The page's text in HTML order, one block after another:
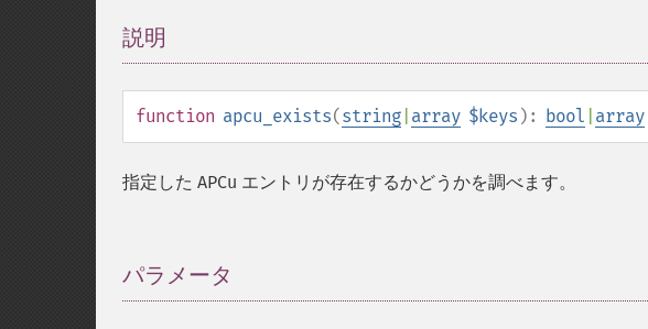
説明
function apcu_exists(string array $keys ): bool array
指定した APCu エントリが存在するかどうかを調べます。
パラメータ